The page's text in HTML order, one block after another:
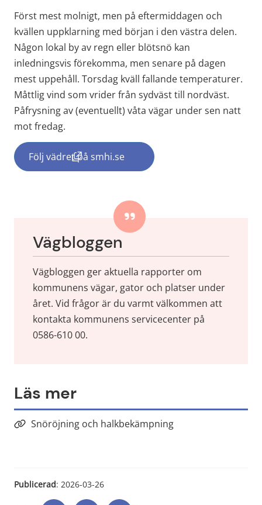
Först mest molnigt, men på eftermiddagen och
kvällen uppklarning med början i den västra delen.
Någon lokal by av regn eller blötsnö kan
inledningsvis förekomma, men senare på dagen
mest uppehåll. Torsdag kväll fallande temperaturer.
Måttlig vind som vrider från sydväst till nordväst.
Påfrysning av (eventuellt) våta vägar under sen natt
mot fredag.
Följ vädret på smhi.se(länk till annan webbplats, öppnas i nytt
Vägbloggen
Vägbloggen ger aktuella rapporter om
kommunens vägar, gator och platser under
året. Vid frågor är du varmt välkommen att
kontakta kommunens servicecenter på
0586-610 00.
Läs mer
Snöröjning och halkbekämpning
Publicerad: 2026-03-26